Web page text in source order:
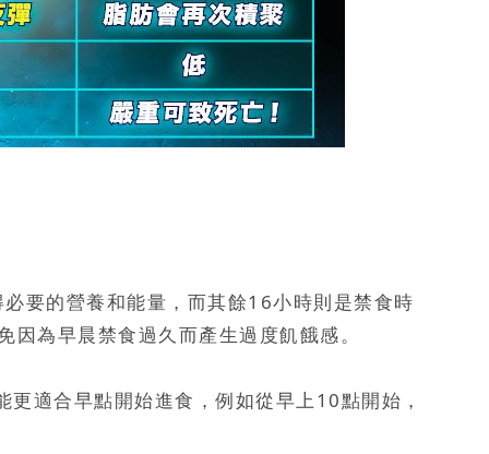
要的營養和能量，而其餘16小時則是禁食時
為早晨禁食過久而產生過度飢餓感。
適合早點開始進食，例如從早上10點開始，